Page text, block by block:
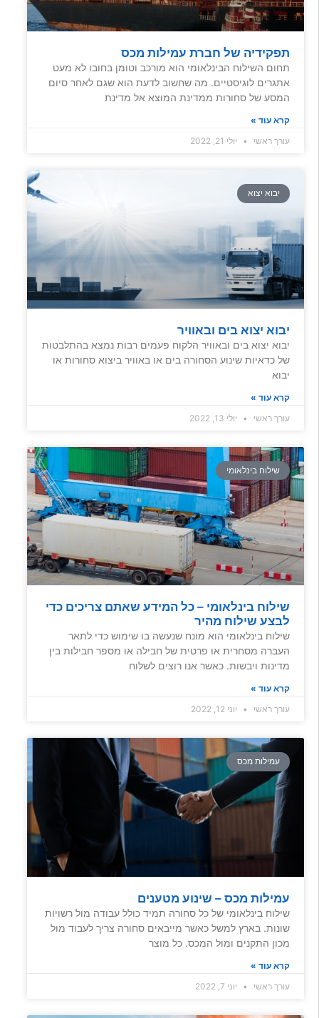
תפקידיה של חברת עמילות מכס
תחום השילוח הבינלאומי הוא מורכב וטומן בחובו לא מעט
אתגרים לוגיסטיים. מה שחשוב לדעת הוא שגם לאחר סיום
המסע של סחורות ממדינת המוצא אל מדינת
קרא עוד »
עורך ראשי
יולי 21, 2022
יבוא יצוא
יבוא יצוא בים ובאוויר
יבוא יצוא בים ובאוויר הלקוח פעמים רבות נמצא בהתלבטות
של כדאיות שינוע הסחורה בים או באוויר ביצוא סחורות או
יבוא
קרא עוד »
עורך ראשי
יולי 13, 2022
שילוח בינלאומי
שילוח בינלאומי – כל המידע שאתם צריכים כדי
לבצע שילוח מהיר
שילוח בינלאומי הוא מונח שנעשה בו שימוש כדי לתאר
העברה מסחרית או פרטית של חבילה או מספר חבילות בין
מדינות ויבשות. כאשר אנו רוצים לשלוח
קרא עוד »
עורך ראשי
יוני 12, 2022
עמילות מכס
עמילות מכס – שינוע מטענים
שילוח בינלאומי של כל סחורה תמיד כולל עבודה מול רשויות
שונות. בארץ למשל כאשר מייבאים סחורה צריך לעבוד מול
מכון התקנים ומול המכס. כל מוצר
קרא עוד »
עורך ראשי
יוני 7, 2022